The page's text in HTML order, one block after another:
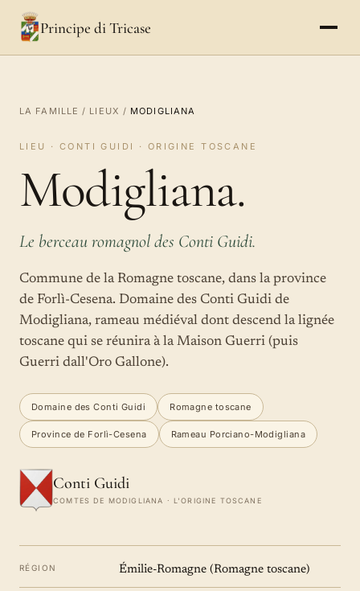
Principe di Tricase
LA FAMILLE / LIEUX / MODIGLIANA
LIEU · CONTI GUIDI · ORIGINE TOSCANE
Modigliana.
Le berceau romagnol des Conti Guidi.
Commune de la Romagne toscane, dans la province
de Forlì-Cesena. Domaine des Conti Guidi de
Modigliana, rameau médiéval dont descend la lignée
toscane qui se réunira à la Maison Guerri (puis
Guerri dall'Oro Gallone).
Domaine des Conti Guidi Romagne toscane
Province de Forlì-Cesena Rameau Porciano-Modigliana
Conti Guidi
COMTES DE MODIGLIANA · L'ORIGINE TOSCANE
RÉGION Émilie-Romagne (Romagne toscane)